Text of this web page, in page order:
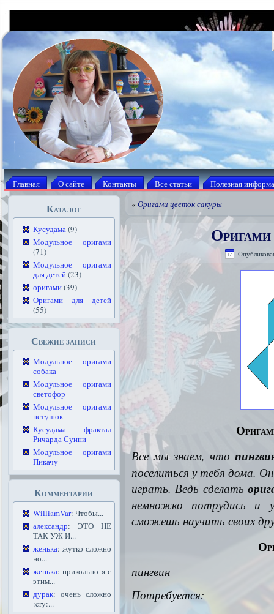
Главная О сайте Контакты Все статьи Полезная
Каталог
Кусудама(9)
Модульное оригами
(71)
Модульное оригами
для детей(23)
оригами(39)
Оригами для детей
(55)
Свежие записи
Модульное оригами
собака
Модульное оригами
светофор
Модульное оригами
петушок
Кусудама фрактал
Ричарда Суини
Модульное оригами
Пикачу
Комментарии
WilliamVar: Чтобы...
александр: ЭТО НЕ
ТАК УЖ И...
женька: жутко сложно
но...
женька: прикольно я с
этим...
дурак: очень сложно
:cry:...
«Оригами цветок сакуры
Оригами
Все мы знаем, что
поселиться у тебя дома.
играть. Ведь сделать
немножко потрудись и
сможешь научить своих
пингвин
Потребуется: